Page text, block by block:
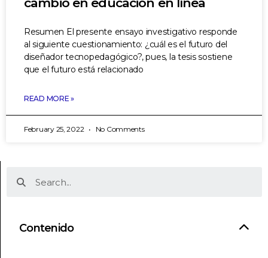
Resumen El presente ensayo investigativo responde
al siguiente cuestionamiento: ¿cuál es el futuro del
diseñador tecnopedagógico?, pues, la tesis sostiene
que el futuro está relacionado
READ MORE »
February 25, 2022 No Comments
Contenido